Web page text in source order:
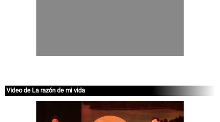
Video de La razón de mi vida